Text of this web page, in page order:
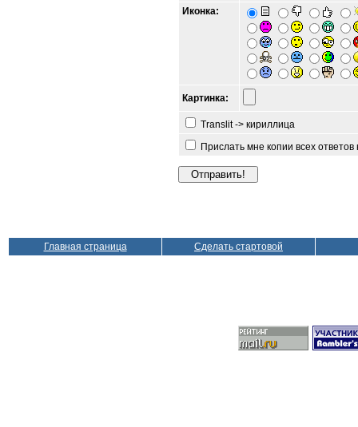
Иконка:
Картинка:
Translit -> кириллица
Прислать мне копии всех
Главная страница Сделать стартовой